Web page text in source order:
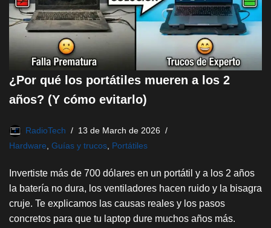
¿Por qué los portátiles mueren a los 2
años? (Y cómo evitarlo)
RadioTech
13 de March de 2026
Hardware Guías y trucos Portátiles
Invertiste más de 700 dólares en un portátil y a los 2 años
la batería no dura, los ventiladores hacen ruido y la bisagra
cruje. Te explicamos las causas reales y los pasos
concretos para que tu laptop dure muchos años más.